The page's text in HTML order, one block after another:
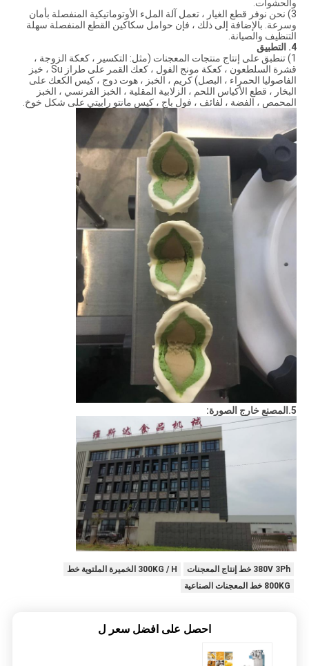
والحشوات.
3) نحن نوفر قطع الغيار ، تعمل آلة الملء الأوتوماتيكية المنفصلة بأمان
وسرعة. بالإضافة إلى ذلك ، فإن حوامل سكاكين القطع المنفصلة سهلة
التنظيف والصيانة.
4. التطبيق
1) تنطبق على إنتاج منتجات المعجنات (مثل: التكسير ، كعكة الزوجة ،
قشرة السلطعون ، كعكة مونج الفول ، كعك القمر على طراز Su ، خبز
الفاصوليا الحمراء ، البصل) كريم ، الخبز ، هوت دوج ، كيس الكعك على
البخار ، قطع الأكياس اللحم ، الزلابية المقلية ، الخبز الفرنسي ، الخبز
المحمص ، الفضة ، لفائف ، فول باج ، كيس مانتو رابيتي على شكل خوخ.
5.المصنع خارج الصورة:
380V 3Ph خط إنتاج المعجنات
300KG / H الخميرة الملتوية خط
800KG خط المعجنات الصناعية
احصل على افضل سعر ل